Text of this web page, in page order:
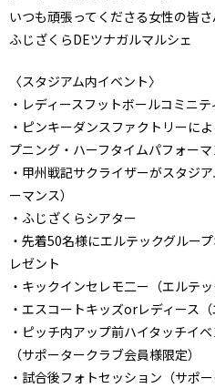
いつも頑張ってくださる女性の皆さ
ふじざくらDEツナガルマルシェ
〈スタジアム内イベント〉
・レディースフットボールコミニ
・ピンキーダンスファクトリーに
プニング・ハーフタイムパフォーマ
・甲州戦記サクライザーがスタジ
ーマンス）
・ふじざくらシアター
・先着50名様にエルテックグルー
レゼント
・キックインセレモ二ー（エルテッ
・エスコートキッズorレディース（
・ピッチ内アップ前ハイタッチイ
（サポータークラブ会員様限定）
・試合後フォトセッション（サポ